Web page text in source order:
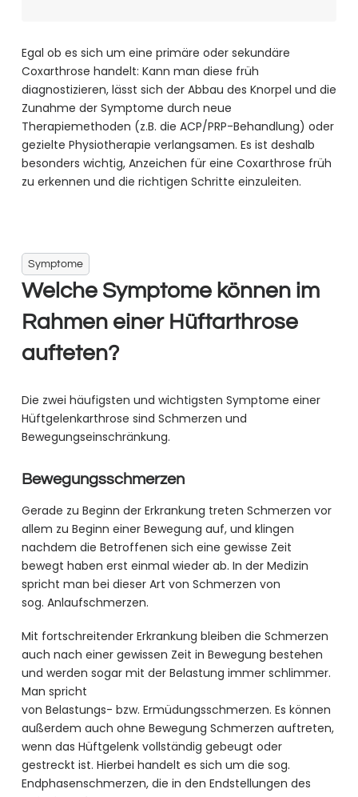
Egal ob es sich um eine primäre oder sekundäre
Coxarthrose handelt: Kann man diese früh
diagnostizieren, lässt sich der Abbau des Knorpel und die
Zunahme der Symptome durch neue
Therapiemethoden (z.B. die ACP/PRP-Behandlung) oder
gezielte Physiotherapie verlangsamen. Es ist deshalb
besonders wichtig, Anzeichen für eine Coxarthrose früh
zu erkennen und die richtigen Schritte einzuleiten.
Symptome
Welche Symptome können im
Rahmen einer Hüftarthrose
aufteten?
Die zwei häufigsten und wichtigsten Symptome einer
Hüftgelenkarthrose sind Schmerzen und
Bewegungseinschränkung.
Bewegungsschmerzen
Gerade zu Beginn der Erkrankung treten Schmerzen vor
allem zu Beginn einer Bewegung auf, und klingen
nachdem die Betroffenen sich eine gewisse Zeit
bewegt haben erst einmal wieder ab. In der Medizin
spricht man bei dieser Art von Schmerzen von
sog. Anlaufschmerzen.
Mit fortschreitender Erkrankung bleiben die Schmerzen
auch nach einer gewissen Zeit in Bewegung bestehen
und werden sogar mit der Belastung immer schlimmer.
Man spricht
von Belastungs- bzw. Ermüdungsschmerzen. Es können
außerdem auch ohne Bewegung Schmerzen auftreten,
wenn das Hüftgelenk vollständig gebeugt oder
gestreckt ist. Hierbei handelt es sich um die sog.
Endphasenschmerzen, die in den Endstellungen des